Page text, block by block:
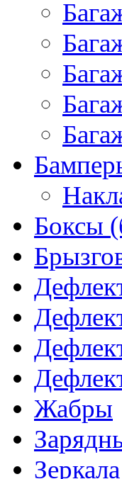
Боксы
Жабры
Зеркала